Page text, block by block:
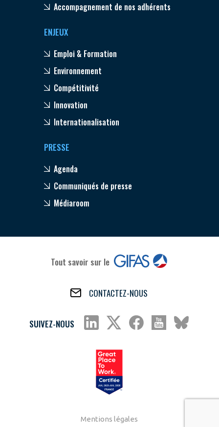
Accompagnement de nos adhérents
ENJEUX
Emploi & Formation
Environnement
Compétitivité
Innovation
Internationalisation
PRESSE
Agenda
Communiqués de presse
Médiaroom
Tout savoir sur le
CONTACTEZ-NOUS
SUIVEZ-NOUS
Mentions légales